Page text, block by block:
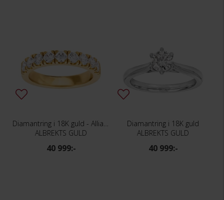
Diamantring i 18K guld - Allians
ALBREKTS GULD
40 999:-
Diamantring i 18K guld
ALBREKTS GULD
40 999:-